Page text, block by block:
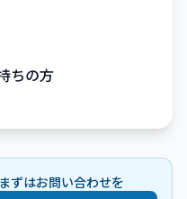
ちの方
ずはお問い合わせを